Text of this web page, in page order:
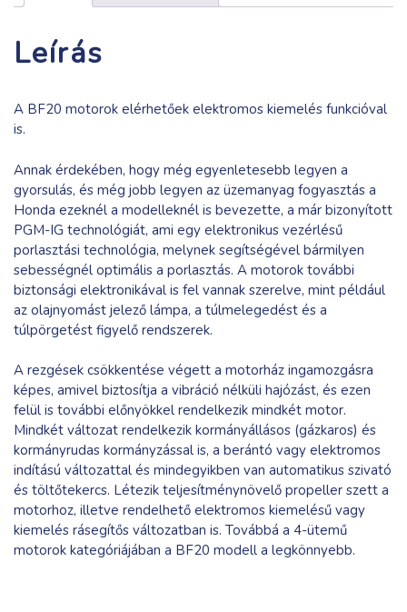
Leírás
A BF20 motorok elérhetőek elektromos kiemelés funkcióval
is.
Annak érdekében, hogy még egyenletesebb legyen a
gyorsulás, és még jobb legyen az üzemanyag fogyasztás a
Honda ezeknél a modelleknél is bevezette, a már bizonyított
PGM-IG technológiát, ami egy elektronikus vezérlésű
porlasztási technológia, melynek segítségével bármilyen
sebességnél optimális a porlasztás. A motorok további
biztonsági elektronikával is fel vannak szerelve, mint például
az olajnyomást jelező lámpa, a túlmelegedést és a
túlpörgetést figyelő rendszerek.
A rezgések csökkentése végett a motorház ingamozgásra
képes, amivel biztosítja a vibráció nélküli hajózást, és ezen
felül is további előnyökkel rendelkezik mindkét motor.
Mindkét változat rendelkezik kormányállásos (gázkaros) és
kormányrudas kormányzással is, a berántó vagy elektromos
indítású változattal és mindegyikben van automatikus szivató
és töltőtekercs. Létezik teljesítménynövelő propeller szett a
motorhoz, illetve rendelhető elektromos kiemelésű vagy
kiemelés rásegítős változatban is. Továbbá a 4-ütemű
motorok kategóriájában a BF20 modell a legkönnyebb.